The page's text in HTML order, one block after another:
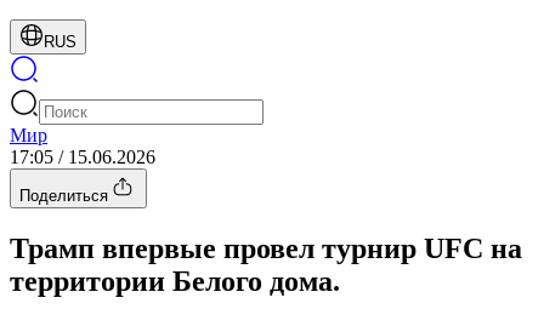
RUS
Мир
17:05 / 15.06.2026
Поделиться
Трамп впервые провел турнир UFC на
территории Белого дома.